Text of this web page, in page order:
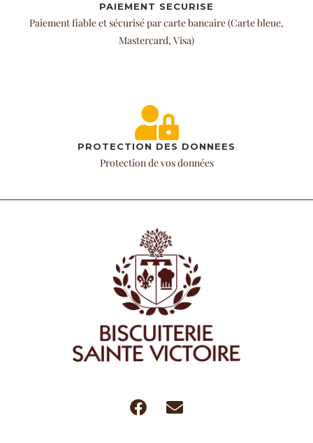
PAIEMENT SECURISE
Paiement fiable et sécurisé par carte bancaire (Carte bleue,
Mastercard, Visa)
PROTECTION DES DONNEES
Protection de vos données